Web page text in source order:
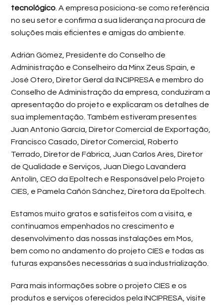
tecnológico . A empresa posiciona-se como referência
no seu setor e confirma a sua liderança na procura de
soluções mais eficientes e amigas do ambiente.
Adrián Gómez, Presidente do Conselho de
Administração e Conselheiro da Minx Zeus Spain, e
José Otero, Diretor Geral da INCIPRESA e membro do
Conselho de Administração da empresa, conduziram a
apresentação do projeto e explicaram os detalhes de
sua implementação. Também estiveram presentes
Juan Antonio García, Diretor Comercial de Exportação,
Francisco Casado, Diretor Comercial, Roberto
Terrado, Diretor de Fábrica, Juan Carlos Ares, Diretor
de Qualidade e Serviços, Juan Diego Lavandera
Antolín, CEO da Epoltech e Responsável pelo Projeto
CIES, e Pamela Cañón Sánchez, Diretora da Epoltech.
Estamos muito gratos e satisfeitos com a visita, e
continuamos empenhados no crescimento e
desenvolvimento das nossas instalações em Mos,
bem como no andamento do projeto CIES e todas as
futuras expansões necessárias à sua industrialização.
Para mais informações sobre o projeto CIES e os
produtos e serviços oferecidos pela INCIPRESA, visite